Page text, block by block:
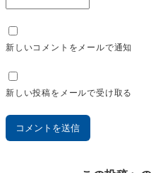
新しいコメントをメールで通知
新しい投稿をメールで受け取る